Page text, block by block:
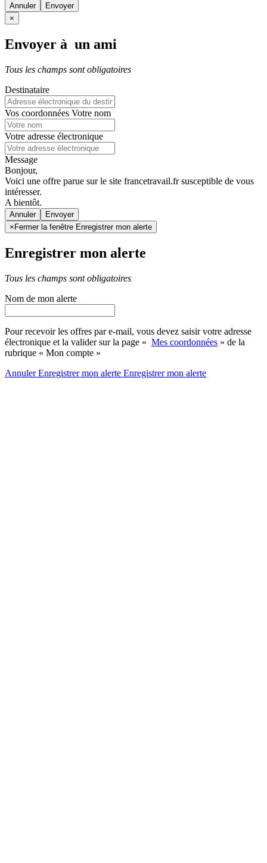
Annuler
×
Envoyer à un ami
Tous les champs sont obligatoires
Destinataire
Vos coordonnées Votre nom
Votre adresse électronique
Message
Bonjour,
Voici une offre parue sur le site francetravail.fr susceptible de vous
intéresser.
A bientôt.
Annuler
× Fermer la fenêtre Enregistrer mon alerte
Enregistrer mon alerte
Tous les champs sont obligatoires
Nom de mon alerte
Pour recevoir les offres par e-mail, vous devez saisir votre adresse
électronique et la valider sur la page « Mes coordonnées » de la
rubrique « Mon compte »
AnnulerEnregistrer mon alerte Enregistrermon alerte